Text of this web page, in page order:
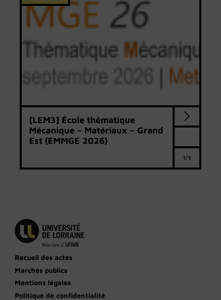
[LEM3] École thématique
Mécanique – Matériaux – Grand
Est (EMMGE 2026)
1/3
Recueil des actes
Marchés publics
Mentions légales
Politique de confidentialité